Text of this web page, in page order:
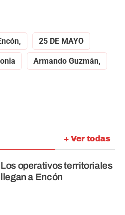
25 DE MAYO
Armando Guzmán,
+ Ver todas
Los operativos territoriales
llegan a Encón